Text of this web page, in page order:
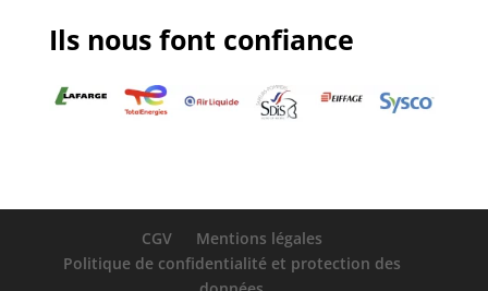
Ils nous font confiance
CGV
Mentions légales
Politique de confidentialité et protection des